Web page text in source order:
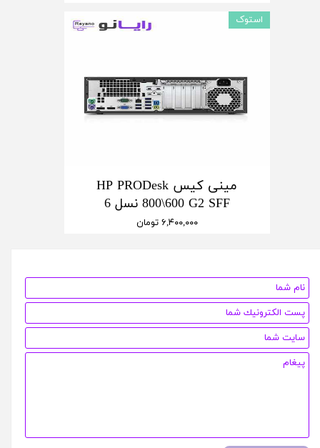
مینی کیس HP PRODesk
800\600 G2 SFF نسل 6
۶,۴۰۰,۰۰۰ تومان
استوک